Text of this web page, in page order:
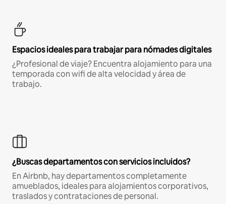
Espacios ideales para trabajar para nómades digitales
¿Profesional de viaje? Encuentra alojamiento para una
temporada con wifi de alta velocidad y área de
trabajo.
¿Buscas departamentos con servicios incluidos?
En Airbnb, hay departamentos completamente
amueblados, ideales para alojamientos corporativos,
traslados y contrataciones de personal.